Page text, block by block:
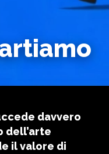
davvero
dell’arte
il valore di